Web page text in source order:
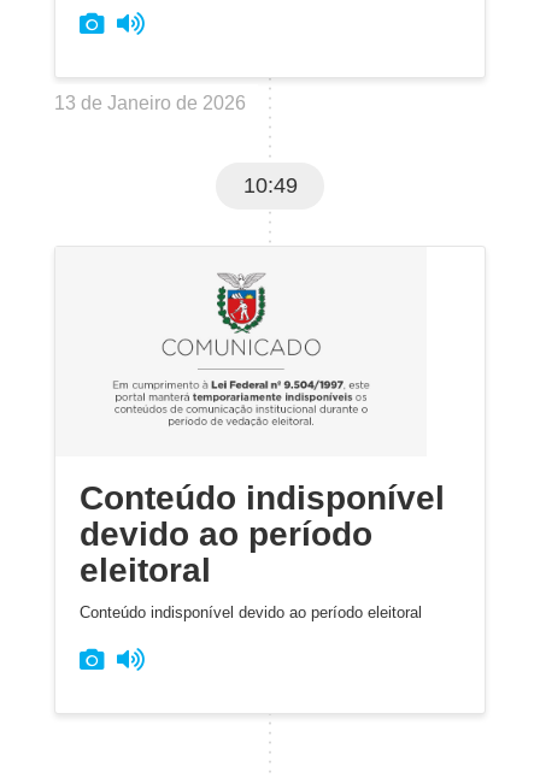
13 de Janeiro de 2026
10:49
Conteúdo indisponível
devido ao período
eleitoral
Conteúdo indisponível devido ao período eleitoral